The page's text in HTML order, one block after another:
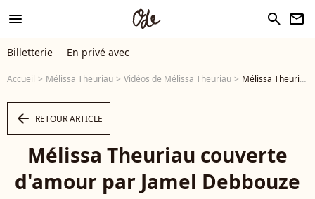
menu search newsletter
Billetterie En privé avec
Accueil Mélissa Theuriau Vidéos de Mélissa Theuriau Mélissa Theuriau couverte d'amour par Jamel Debbouze et leurs enfants : sa fille Lila est son sosie de look - Vidéo
arrow_left RETOUR ARTICLE
Mélissa Theuriau couverte
d'amour par Jamel Debbouze